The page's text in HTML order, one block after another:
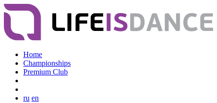
Home
Championships
Premium Club
ru en